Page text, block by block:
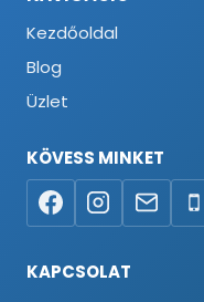
Kezdőoldal
Blog
Üzlet
KÖVESS MINKET
KAPCSOLAT